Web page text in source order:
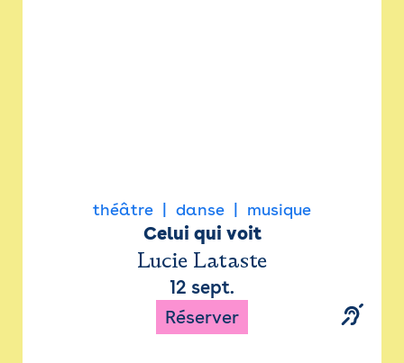
théâtre danse musique
Celui qui voit
Lucie Lataste
12 sept.
Réserver